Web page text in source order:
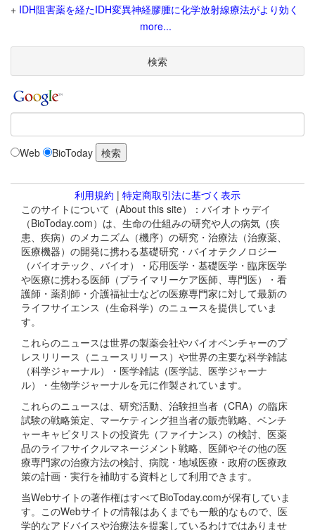
+ IDH阻害薬を経たIDH変異神経膠腫に化学放射線療法がより効く
more...
検索
Web BioToday
利用規約 | 特定商取引法に基づく表示
このサイトについて（About this site）：バイオトゥデイ
（BioToday.com）は、生命の仕組みの研究や人の病気（疾
患、疾病）のメカニズム（機序）の研究・治療法（治療薬、
医療機器）の開発に携わる基礎研究・バイオテクノロジー
（バイオテック、バイオ）・応用医学・基礎医学・臨床医学
や医療に携わる医師（プライマリーケア医師、専門医）・看
護師・薬剤師・介護福祉士などの医療専門家に対して最新の
ライフサイエンス（生命科学）のニュースを提供していま
す。
これらのニュースは世界の製薬会社やバイオベンチャーのプ
レスリリース（ニュースリリース）や世界の主要な科学雑誌
（科学ジャーナル）・医学雑誌（医学誌、医学ジャーナ
ル）・生物学ジャーナルを元に作製されています。
これらのニュースは、研究活動、治験担当者（CRA）の臨床
試験の戦略策定、マーケティング担当者の販売戦略、ベンチ
ャーキャピタリストの投資先（ファイナンス）の検討、医薬
品のライフサイクルマネージメント戦略、医師やその他の医
療専門家の治療方法の検討、病院・地域医療・政府の医療政
策の計画・実行を補助する資料として利用できます。
当Webサイトの著作権はすべてBioToday.comが保有していま
す。このWebサイトの情報はあくまでも一般的なもので、医
学的なアドバイスや治療法を提案しているわけではありませ